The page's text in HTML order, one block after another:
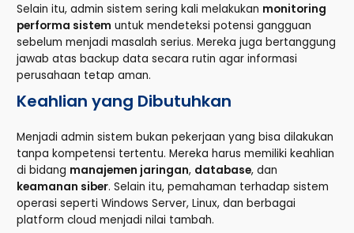
Selain itu, admin sistem sering kali melakukan monitoring
performa sistem untuk mendeteksi potensi gangguan
sebelum menjadi masalah serius. Mereka juga bertanggung
jawab atas backup data secara rutin agar informasi
perusahaan tetap aman.
Keahlian yang Dibutuhkan
Menjadi admin sistem bukan pekerjaan yang bisa dilakukan
tanpa kompetensi tertentu. Mereka harus memiliki keahlian
di bidang manajemen jaringan, database, dan
keamanan siber. Selain itu, pemahaman terhadap sistem
operasi seperti Windows Server, Linux, dan berbagai
platform cloud menjadi nilai tambah.